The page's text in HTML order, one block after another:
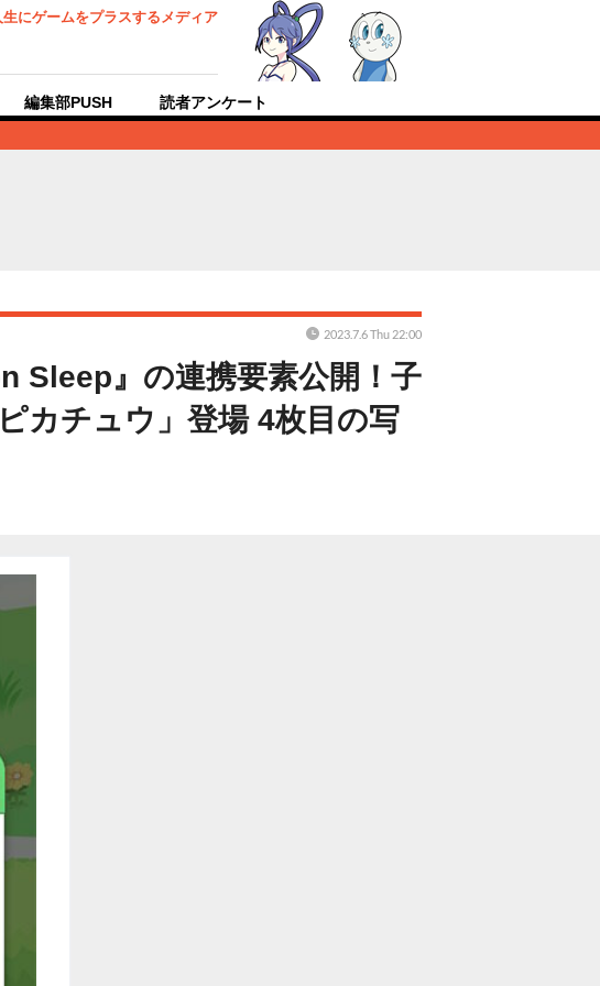
生にゲームをプラスするメディア
編集部PUSH 読者アンケート
Sleep』の連携要素公開！子
カチュウ」登場 4枚目の写
2023.7.6 Thu 22:00